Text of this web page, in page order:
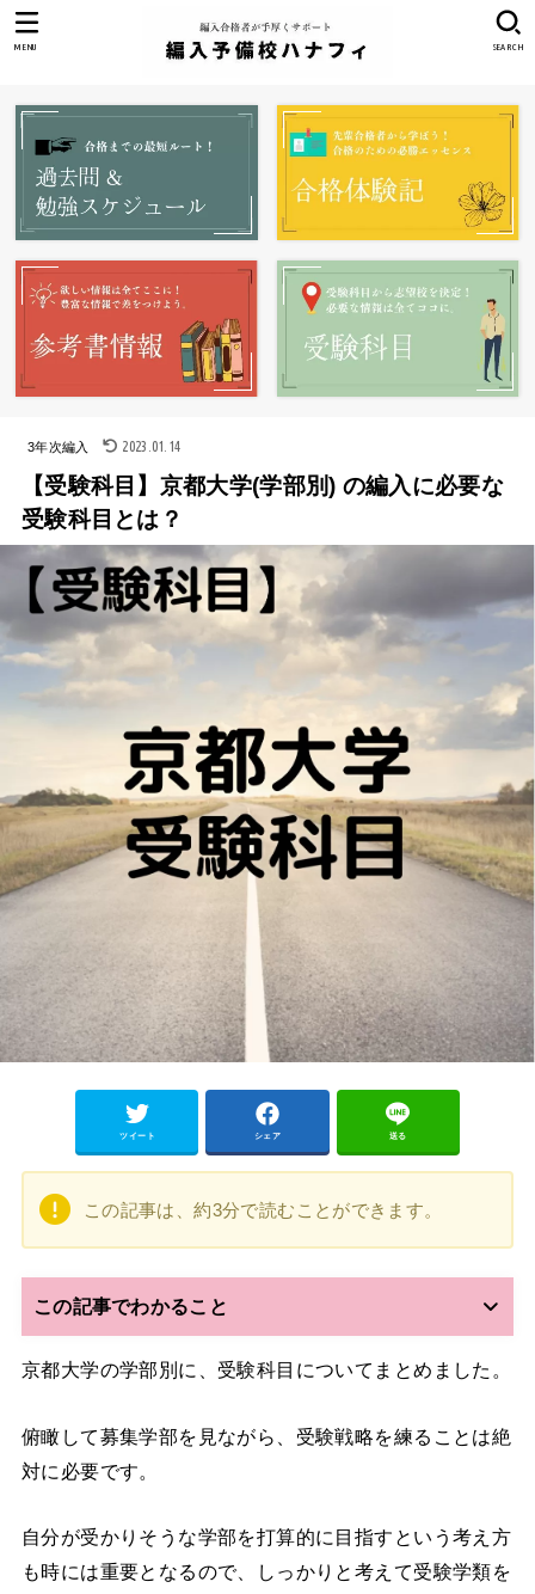
SEARCH
MENU
3年次編入 2023.01.14
【受験科目】京都大学(学部別) の編入に必要な
受験科目とは？
ツイート シェア 送る
この記事は、約3分で読むことができます。
この記事でわかること
京都大学の学部別に、受験科目についてまとめました。
俯瞰して募集学部を見ながら、受験戦略を練ることは絶
対に必要です。
自分が受かりそうな学部を打算的に目指すという考え方
も時には重要となるので、しっかりと考えて受験学類を